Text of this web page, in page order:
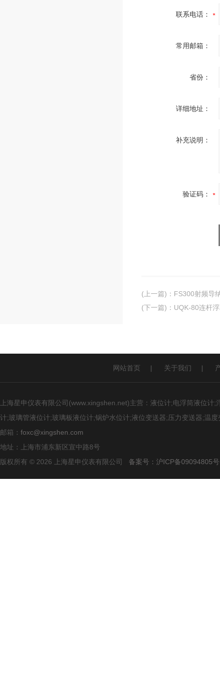
联系电话：
常用邮箱：
省份：
详细地址：
补充说明：
验证码：
(上一篇) ： FS300射频导
(下一篇) ： UQK-80连杆
网站首页 | 关于我们 |
上海星申仪表有限公司(www.xingshen.net)主营：液位计;电浮筒液位
计;玻璃管液位计;玻璃板液位计;锅炉水位计;液位变送器;压力变送器;温
邮箱： foxc@xingshen.com
地址：上海市浦东新区宣中路8号
版权所有 © 2026 上海星申仪表有限公司 备案号：沪ICP备09094805